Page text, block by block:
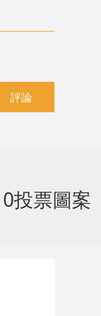
評論
投票圖案